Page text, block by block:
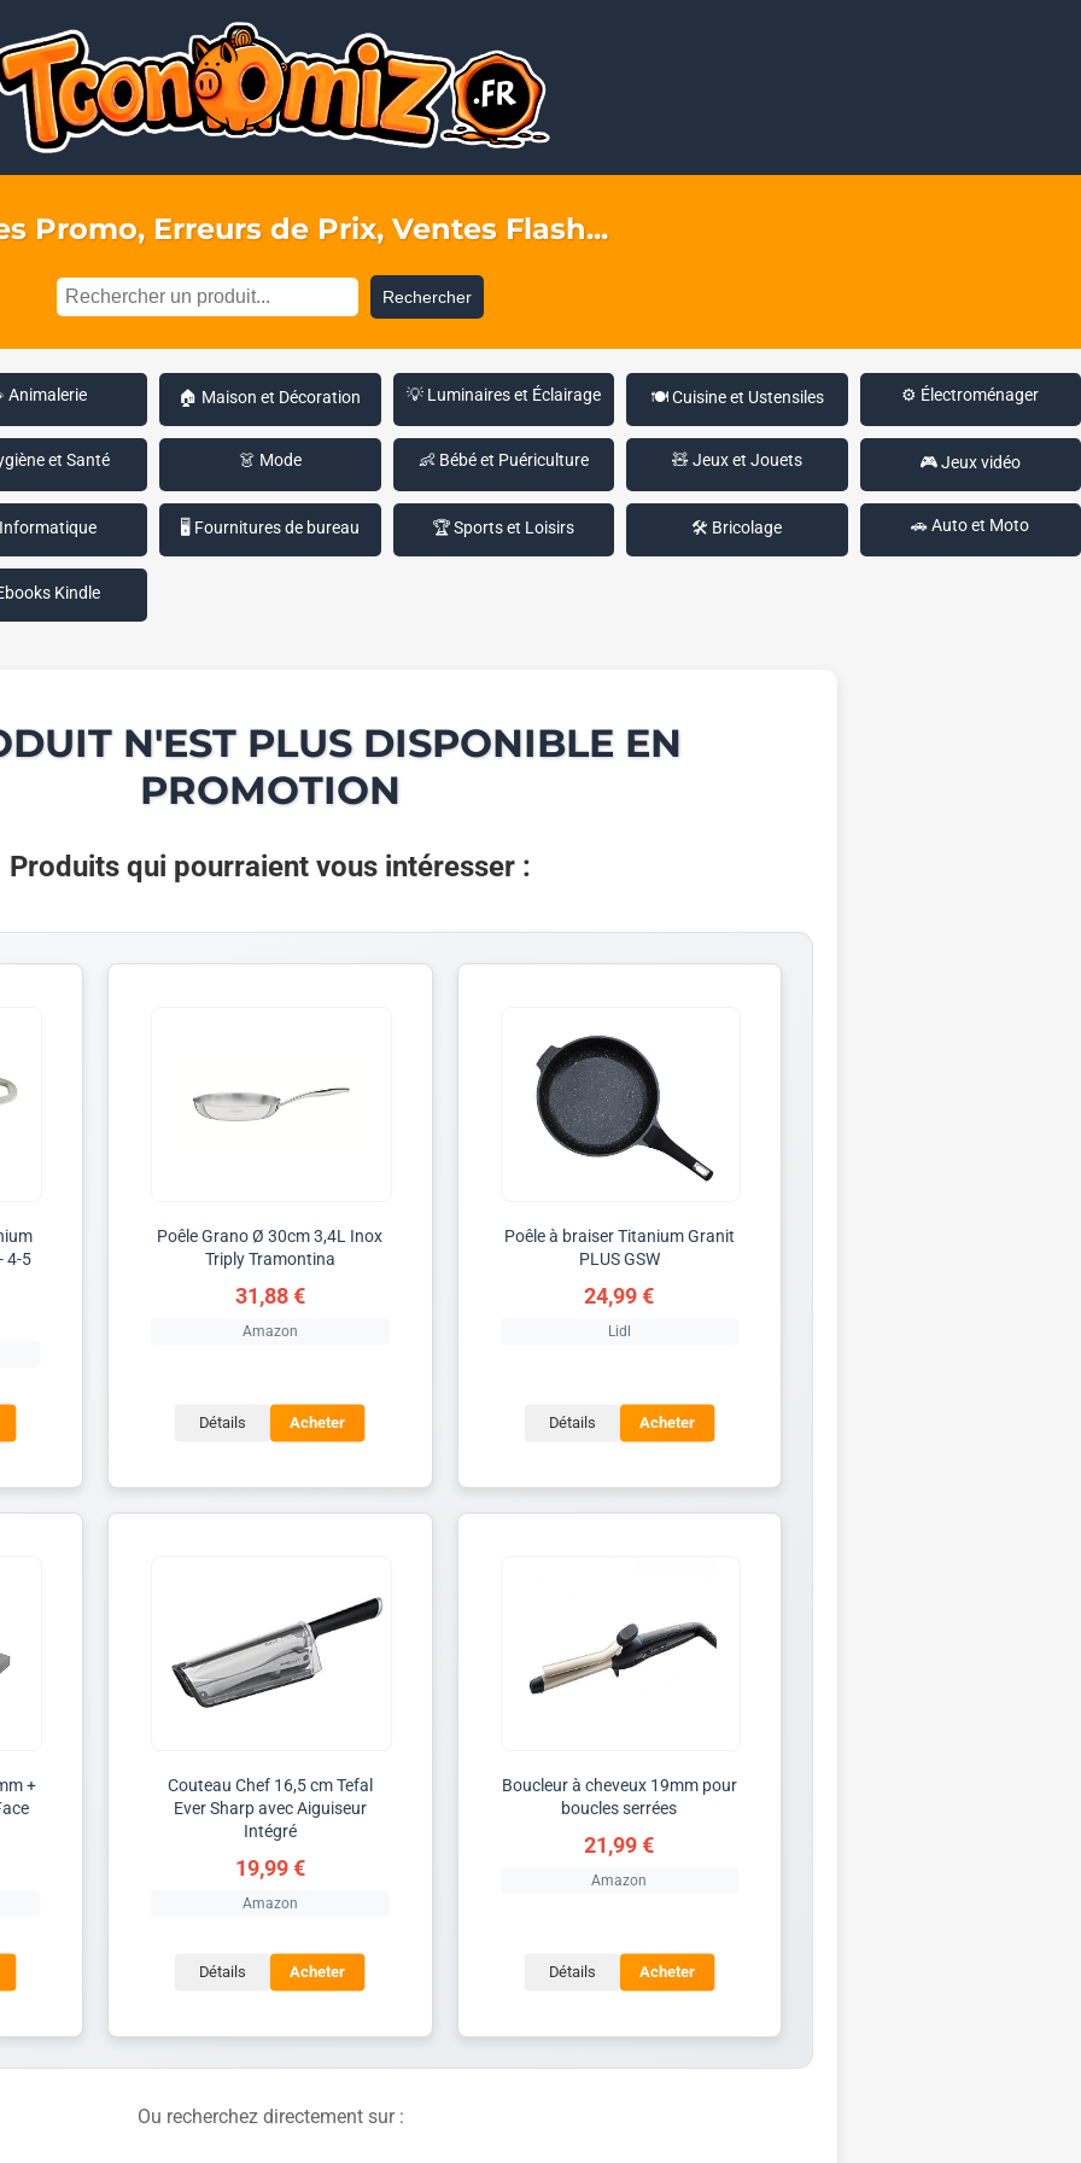
Promo, Erreurs de Prix, Ventes Flash...
Rechercher
Animalerie 🏠 Maison et Décoration 💡 Luminaires et Éclairage 🍽️ Cuisine et Ustensiles ⚙️ Électroménager
et Santé 👗 Mode 👶 Bébé et Puériculture 🧸 Jeux et Jouets 🎮 Jeux vidéo
🖥️ Fournitures de bureau 🏆 Sports et Loisirs 🛠️ Bricolage 🚗 Auto et Moto
Kindle
N'EST PLUS DISPONIBLE EN
PROMOTION
Produits qui pourraient vous intéresser :
4-5
Poêle Grano Ø 30cm 3,4L Inox
Triply Tramontina
31,88 €
Amazon
Détails Acheter
Poêle à braiser Titanium Granit
PLUS GSW
24,99 €
Lidl
Détails Acheter
+
Couteau Chef 16,5 cm Tefal
Ever Sharp avec Aiguiseur
Intégré
19,99 €
Amazon
Détails Acheter
Boucleur à cheveux 19mm pour
boucles serrées
21,99 €
Amazon
Détails Acheter
Ou recherchez directement sur :